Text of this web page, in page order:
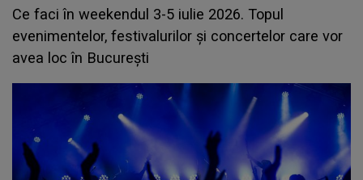
Ce faci în weekendul 3-5 iulie 2026. Topul
evenimentelor, festivalurilor și concertelor care vor
avea loc în București